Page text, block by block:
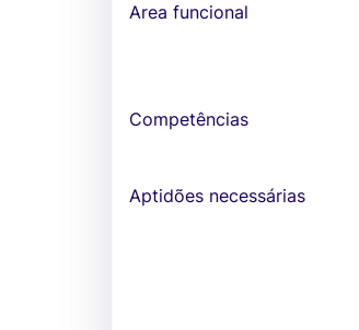
Area funcional
Competências
Aptidões necessárias